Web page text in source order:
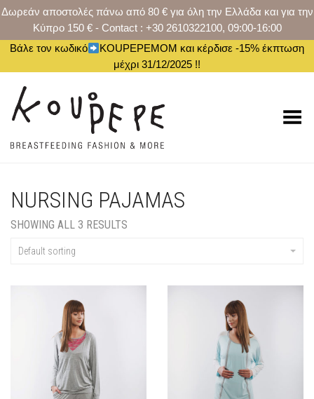
Δωρεάν αποστολές πάνω από 80 € για όλη την Ελλάδα και για την
Κύπρο 150 € - Contact : +30 2610322100, 09:00-16:00
Βάλε τον κωδικό
KOUPEPEMOM και κέρδισε -15% έκπτωση
μέχρι 31/12/2025 !!
Toggle Menu
NURSING PAJAMAS
SHOWING ALL 3 RESULTS
Default sorting